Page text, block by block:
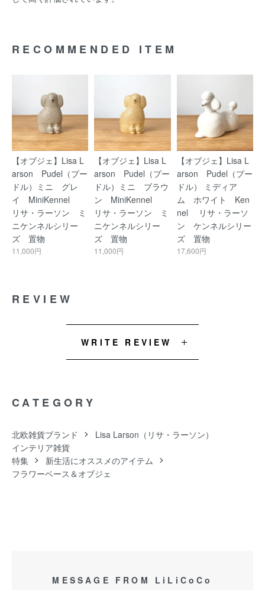
RECOMMENDED ITEM
【オブジェ】Lisa L
arson Pudel（プー
ドル）ミニ グレ
イ MiniKennel
リサ・ラーソン ミ
ニケンネルシリー
ズ 置物
11,000円
【オブジェ】Lisa L
arson Pudel（プー
ドル）ミニ ブラウ
ン MiniKennel
リサ・ラーソン ミ
ニケンネルシリー
ズ 置物
11,000円
【オブジェ】Lisa L
arson Pudel（プー
ドル） ミディア
ム ホワイト Ken
nel リサ・ラーソ
ン ケンネルシリー
ズ 置物
17,600円
REVIEW
WRITE REVIEW
CATEGORY
北欧雑貨ブランド
Lisa Larson（リサ・ラーソン）
インテリア雑貨
特集
新生活にオススメのアイテム
フラワーベース＆オブジェ
MESSAGE FROM LiLiCoCo